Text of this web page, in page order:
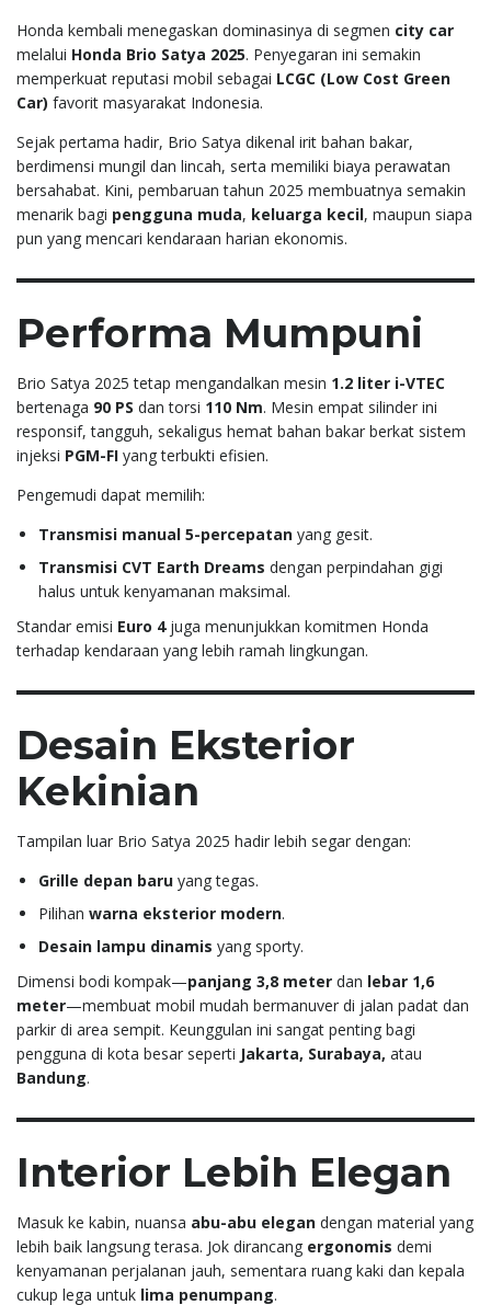
Honda kembali menegaskan dominasinya di segmen city car
melalui Honda Brio Satya 2025. Penyegaran ini semakin
memperkuat reputasi mobil sebagai LCGC (Low Cost Green
Car) favorit masyarakat Indonesia.
Sejak pertama hadir, Brio Satya dikenal irit bahan bakar,
berdimensi mungil dan lincah, serta memiliki biaya perawatan
bersahabat. Kini, pembaruan tahun 2025 membuatnya semakin
menarik bagi pengguna muda, keluarga kecil, maupun siapa
pun yang mencari kendaraan harian ekonomis.
Performa Mumpuni
Brio Satya 2025 tetap mengandalkan mesin 1.2 liter i-VTEC
bertenaga 90 PS dan torsi 110 Nm. Mesin empat silinder ini
responsif, tangguh, sekaligus hemat bahan bakar berkat sistem
injeksi PGM-FI yang terbukti efisien.
Pengemudi dapat memilih:
Transmisi manual 5-percepatan yang gesit.
Transmisi CVT Earth Dreams dengan perpindahan gigi
halus untuk kenyamanan maksimal.
Standar emisi Euro 4juga menunjukkan komitmen Honda
terhadap kendaraan yang lebih ramah lingkungan.
Desain Eksterior
Kekinian
Tampilan luar Brio Satya 2025 hadir lebih segar dengan:
Grille depan baru yang tegas.
Pilihan warna eksterior modern.
Desain lampu dinamis yang sporty.
Dimensi bodi kompak—panjang 3,8 meter dan lebar 1,6
meter—membuat mobil mudah bermanuver di jalan padat dan
parkir di area sempit. Keunggulan ini sangat penting bagi
pengguna di kota besar seperti Jakarta, Surabaya, atau
Bandung.
Interior Lebih Elegan
Masuk ke kabin, nuansa abu-abu elegan dengan material yang
lebih baik langsung terasa. Jok dirancang ergonomis demi
kenyamanan perjalanan jauh, sementara ruang kaki dan kepala
cukup lega untuk lima penumpang.